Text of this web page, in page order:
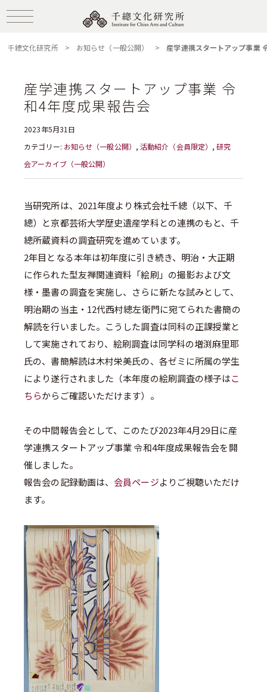
千總文化研究所 > お知らせ（一般公開） > 産学連携スタートアップ事業
産学連携スタートアップ事業 令
和4年度成果報告会
2023年5月31日
カテゴリー: お知らせ（一般公開） ,活動紹介（会員限定） ,研究
会アーカイブ（一般公開）
当研究所は、2021年度より株式会社千總（以下、千
總）と京都芸術大学歴史遺産学科との連携のもと、千
總所蔵資料の調査研究を進めています。
2年目となる本年は初年度に引き続き、明治・大正期
に作られた型友禅関連資料「絵刷」の撮影および文
様・墨書の調査を実施し、さらに新たな試みとして、
明治期の当主・12代西村總左衛門に宛てられた書簡の
解読を行いました。こうした調査は同科の正課授業と
して実施されており、絵刷調査は同学科の増渕麻里耶
氏の、書簡解読は木村栄美氏の、各ゼミに所属の学生
により遂行されました（本年度の絵刷調査の様子はこ
ちらからご確認いただけます）。
その中間報告会として、このたび2023年4月29日に産
学連携スタートアップ事業 令和4年度成果報告会を開
催しました。
報告会の記録動画は、 会員ページよりご視聴いただけ
ます。